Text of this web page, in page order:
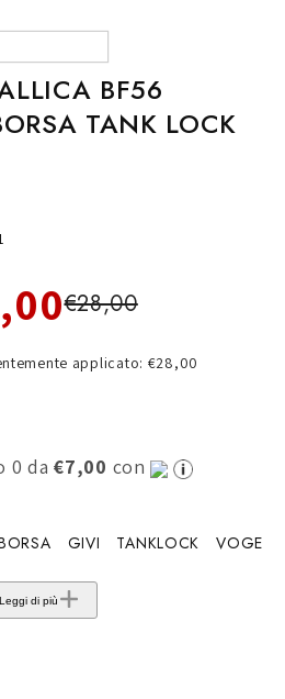
BF56
TANK LOCK
€28,00
applicato: €28,00
0 da€7,00 con
GIVI TANKLOCK VOGE
Leggi di più